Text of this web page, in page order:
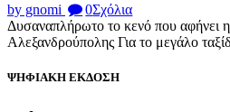
by gnomi 0Σχόλια
Δυσαναπλήρωτο το κενό που αφήνει
Αλεξανδρούπολης Για το μεγάλο
ΨΗΦΙΑΚΗ ΕΚΔΟΣΗ